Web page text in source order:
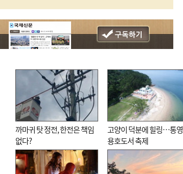
까마귀 탓 정전, 한전은 책임
없다?
고양이 덕분에 힐링…통영
용호도서 축제